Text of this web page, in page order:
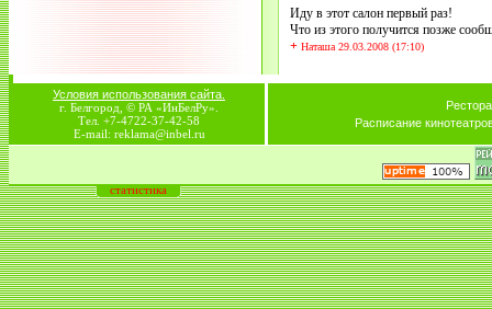
Иду в этот салон первый раз!
Что из этого получится позже
+ Наташа 29.03.2008 (17:10)
Условия использования сайта.
г. Белгород, © РА «ИнБелРу».
Тел. +7-4722-37-42-58
E-mail: reklama@inbel.ru
Расписание
статистика